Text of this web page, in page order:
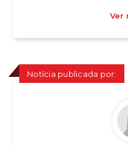
Ver
Notícia publicada por: